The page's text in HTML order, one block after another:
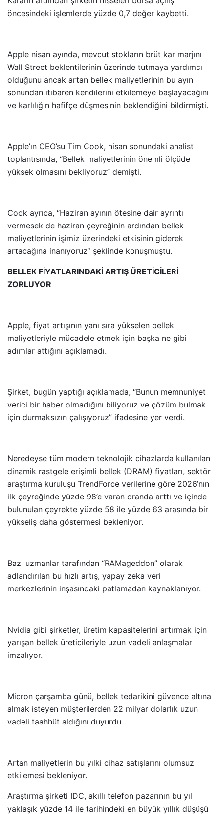
öncesindeki işlemlerde yüzde 0,7 değer kaybetti.
Apple nisan ayında, mevcut stokların brüt kar marjını
Wall Street beklentilerinin üzerinde tutmaya yardımcı
olduğunu ancak artan bellek maliyetlerinin bu ayın
sonundan itibaren kendilerini etkilemeye başlayacağını
ve karlılığın hafifçe düşmesinin beklendiğini bildirmişti.
Apple’ın CEO’su Tim Cook, nisan sonundaki analist
toplantısında, “Bellek maliyetlerinin önemli ölçüde
yüksek olmasını bekliyoruz” demişti.
Cook ayrıca, “Haziran ayının ötesine dair ayrıntı
vermesek de haziran çeyreğinin ardından bellek
maliyetlerinin işimiz üzerindeki etkisinin giderek
artacağına inanıyoruz” şeklinde konuşmuştu.
BELLEK FİYATLARINDAKİ ARTIŞ ÜRETİCİLERİ
ZORLUYOR
Apple, fiyat artışının yanı sıra yükselen bellek
maliyetleriyle mücadele etmek için başka ne gibi
adımlar attığını açıklamadı.
Şirket, bugün yaptığı açıklamada, “Bunun memnuniyet
verici bir haber olmadığını biliyoruz ve çözüm bulmak
için durmaksızın çalışıyoruz” ifadesine yer verdi.
Neredeyse tüm modern teknolojik cihazlarda kullanılan
dinamik rastgele erişimli bellek (DRAM) fiyatları, sektör
araştırma kuruluşu TrendForce verilerine göre 2026’nın
ilk çeyreğinde yüzde 98’e varan oranda arttı ve içinde
bulunulan çeyrekte yüzde 58 ile yüzde 63 arasında bir
yükseliş daha göstermesi bekleniyor.
Bazı uzmanlar tarafından “RAMageddon” olarak
adlandırılan bu hızlı artış, yapay zeka veri
merkezlerinin inşasındaki patlamadan kaynaklanıyor.
Nvidia gibi şirketler, üretim kapasitelerini artırmak için
yarışan bellek üreticileriyle uzun vadeli anlaşmalar
imzalıyor.
Micron çarşamba günü, bellek tedarikini güvence altına
almak isteyen müşterilerden 22 milyar dolarlık uzun
vadeli taahhüt aldığını duyurdu.
Artan maliyetlerin bu yılki cihaz satışlarını olumsuz
etkilemesi bekleniyor.
Araştırma şirketi IDC, akıllı telefon pazarının bu yıl
yaklaşık yüzde 14 ile tarihindeki en büyük yıllık düşüşü